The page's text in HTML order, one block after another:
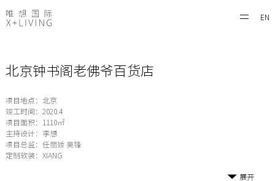
EN
北京钟书阁老佛爷百货店
项目地点：北京
竣工时间：2020.4
项目面积：1110㎡
主持设计：李想
项目总监：任丽娇 吴锋
定制软装：XIANG
展开